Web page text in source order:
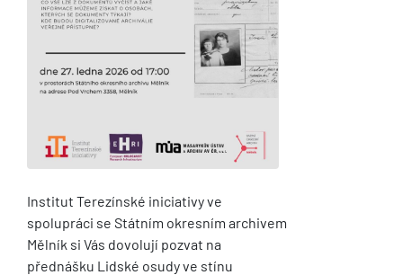
Institut Terezínské iniciativy ve
spolupráci se Státním okresním archivem
Mělník si Vás dovolují pozvat na
přednášku Lidské osudy ve stínu